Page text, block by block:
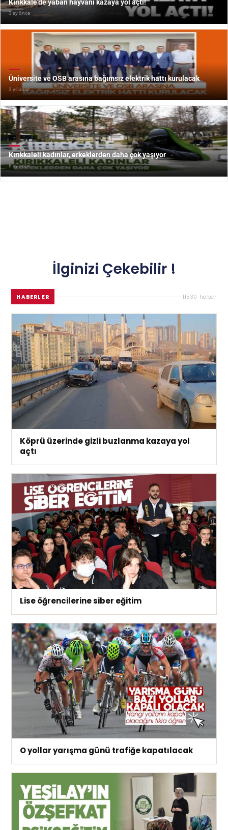
Kırıkkale’de yaban hayvanı kazaya yol açtı!
3 ay önce
Üniversite ve OSB arasına bağımsız elektrik hattı kurulacak
3 yıl önce
Kırıkkaleli kadınlar, erkeklerden daha çok yaşıyor
8 ay önce
İlginizi Çekebilir !
HABERLER 11530 haber
Köprü üzerinde gizli buzlanma kazaya yol
açtı
Lise öğrencilerine siber eğitim
O yollar yarışma günü trafiğe kapatılacak